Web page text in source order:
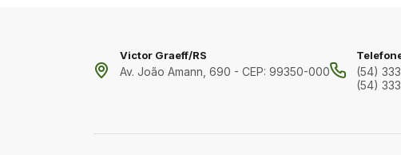
Victor Graeff/RS
Av. João Amann, 690 - CEP: 99350-000
(54)
(54)